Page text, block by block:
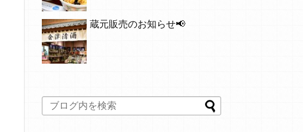
蔵元販売のお知らせ📢